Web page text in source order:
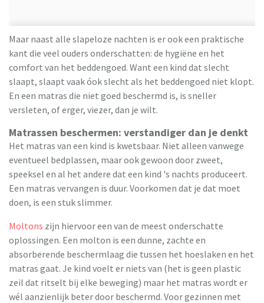
Maar naast alle slapeloze nachten is er ook een praktische
kant die veel ouders onderschatten: de hygiëne en het
comfort van het beddengoed. Want een kind dat slecht
slaapt, slaapt vaak óok slecht als het beddengoed niet klopt.
En een matras die niet goed beschermd is, is sneller
versleten, of erger, viezer, dan je wilt.
Matrassen beschermen: verstandiger dan je denkt
Het matras van een kind is kwetsbaar. Niet alleen vanwege
eventueel bedplassen, maar ook gewoon door zweet,
speeksel en al het andere dat een kind 's nachts produceert.
Een matras vervangen is duur. Voorkomen dat je dat moet
doen, is een stuk slimmer.
Moltons zijn hiervoor een van de meest onderschatte
oplossingen. Een molton is een dunne, zachte en
absorberende beschermlaag die tussen het hoeslaken en het
matras gaat. Je kind voelt er niets van (het is geen plastic
zeil dat ritselt bij elke beweging) maar het matras wordt er
wél aanzienlijk beter door beschermd. Voor gezinnen met